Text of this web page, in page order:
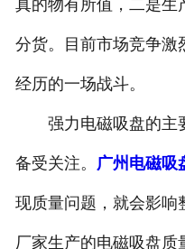
真的物有所值，二是生
分货。目前市场竞争激
经历的一场战斗。
强力电磁吸盘的主
备受关注。 广州电磁吸
现质量问题，就会影响
厂家生产的电磁吸盘